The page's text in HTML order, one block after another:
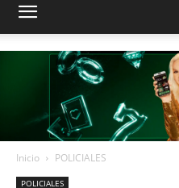
Inicio POLICIALES
POLICIALES